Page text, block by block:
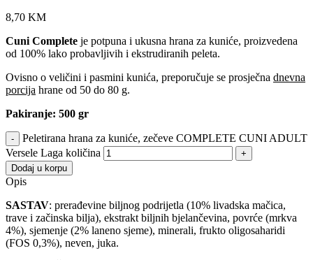
8,70 KM
Cuni Complete je potpuna i ukusna hrana za kuniće, proizvedena
od 100% lako probavljivih i ekstrudiranih peleta.
Ovisno o veličini i pasmini kunića, preporučuje se prosječna dnevna
porcija hrane od 50 do 80 g.
Pakiranje: 500 gr
Peletirana hrana za kuniće, zečeve COMPLETE CUNI ADULT
Versele Laga količina
Dodaj u korpu
Opis
SASTAV: prerađevine biljnog podrijetla (10% livadska mačica,
trave i začinska bilja), ekstrakt biljnih bjelančevina, povrće (mrkva
4%), sjemenje (2% laneno sjeme), minerali, frukto oligosaharidi
(FOS 0,3%), neven, juka.